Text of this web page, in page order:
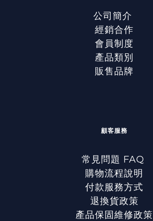
公司簡介
經銷合作
會員制度
產品類別
販售品牌
顧客服務
常見問題 FAQ
購物流程說明
付款服務方式
退換貨政策
產品保固維修政策